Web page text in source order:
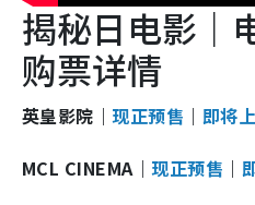
揭秘日电影｜
购票详情
英皇影院｜现正预售 ｜ 即将
MCL CINEMA｜现正预售 ｜